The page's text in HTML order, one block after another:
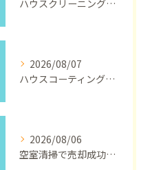
ハウスクリーニングの有効性や賃貸費用を東京都武蔵野市で徹底解説
2026/08/07
ハウスコーティングで東京都の新築を長持ちさせるための価格や必要性の徹底ガイド
2026/08/06
空室清掃で売却成功へ東京都物件の内見印象を上げる業者選びと料金相場ガイド